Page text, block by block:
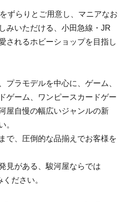
ずらりとご用意し、マニアなお
みいただける、小田急線・JR
されるホビーショップを目指し
プラモデルを中心に、ゲーム、
ゲーム、ワンピースカードゲー
屋自慢の幅広いジャンルの新
。
で、圧倒的な品揃えでお客様を
見がある、駿河屋ならでは
ださい。